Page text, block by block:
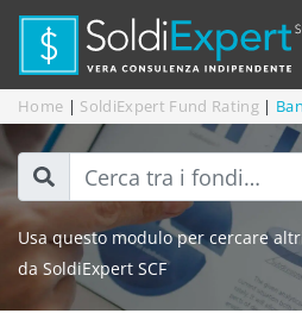
Home | SoldiExpert Fund Rating |
Usa questo modulo per cercare
da SoldiExpert SCF